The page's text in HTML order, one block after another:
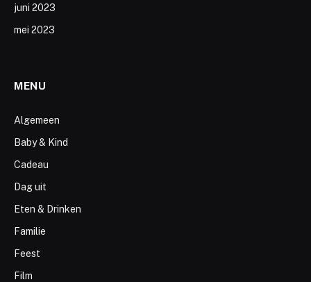
juni 2023
mei 2023
MENU
Algemeen
Baby & Kind
Cadeau
Dag uit
Eten & Drinken
Familie
Feest
Film